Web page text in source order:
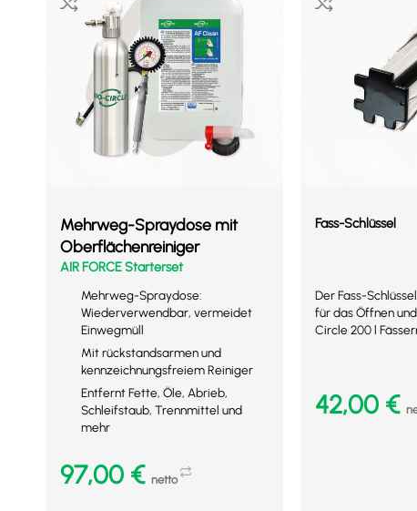
Mehrweg-Spraydose mit
Oberflächenreiniger
AIR FORCE Starterset
Mehrweg-Spraydose:
Wiederverwendbar, vermeidet
Einwegmüll
Mit rückstandsarmen und
kennzeichnungsfreiem Reiniger
Entfernt Fette, Öle, Abrieb,
Schleifstaub, Trennmittel und
mehr
97,00 € netto
Fass-Schlüssel
Der Fass-
für das Öffnen
Circle 200 l
42,00 €